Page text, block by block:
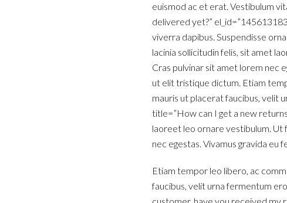
euismod ac et erat. Vestibulum
delivered yet?”
viverra dapibus. Suspendisse
lacinia sollicitudin felis, sit amet
Cras pulvinar sit amet lorem nec
ut elit tristique dictum. Etiam
mauris ut placerat faucibus, velit
title=”How can I get a new
laoreet leo ornare vestibulum. Ut
nec egestas. Vivamus gravida eu
Etiam tempor leo libero, ac
faucibus, velit urna fermentum